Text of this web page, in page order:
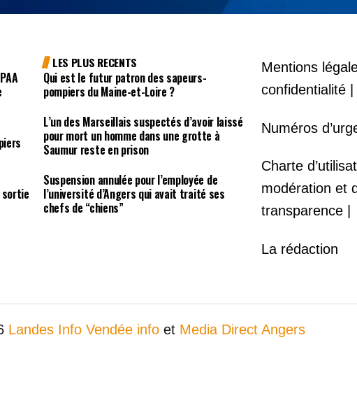
sortie
LES PLUS RECENTS
Qui est le futur patron des sapeurs-
pompiers du Maine-et-Loire ?
L’un des Marseillais suspectés d’avoir laissé
pour mort un homme dans une grotte à
Saumur reste en prison
Suspension annulée pour l’employée de
l’université d’Angers qui avait traité ses
chefs de “chiens”
Mentions
confidentialité |
Numéros
Charte
modération et
transparence |
La rédaction
Landes Info Vendée infoet Media Direct Angers